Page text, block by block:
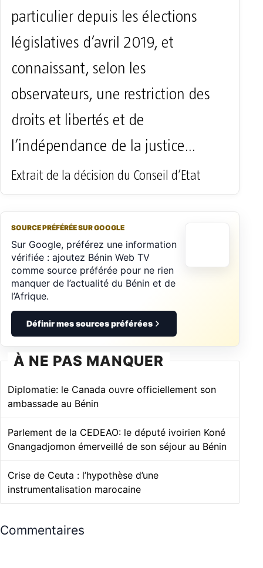
particulier depuis les élections
législatives d’avril 2019, et
connaissant, selon les
observateurs, une restriction des
droits et libertés et de
l’indépendance de la justice…
Extrait de la décision du Conseil d’Etat
SOURCE PRÉFÉRÉE SUR GOOGLE
Sur Google, préférez une information
vérifiée : ajoutez Bénin Web TV
comme source préférée pour ne rien
manquer de l’actualité du Bénin et de
l’Afrique.
Définir mes sources préférées
À NE PAS MANQUER
Diplomatie: le Canada ouvre officiellement son
ambassade au Bénin
Parlement de la CEDEAO: le député ivoirien Koné
Gnangadjomon émerveillé de son séjour au Bénin
Crise de Ceuta : l’hypothèse d’une
instrumentalisation marocaine
Commentaires